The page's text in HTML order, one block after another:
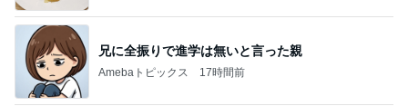
兄に全振りで進学は無いと言った親
Amebaトピックス 17時間前